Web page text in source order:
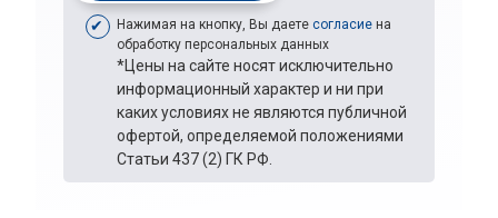
Нажимая на кнопку, Вы даете согласие на
обработку персональных данных
*Цены на сайте носят исключительно
информационный характер и ни при
каких условиях не являются публичной
офертой, определяемой положениями
Статьи 437 (2) ГК РФ.